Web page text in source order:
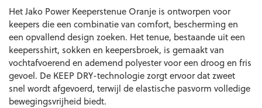
Het Jako Power Keeperstenue Oranje is ontworpen voor
keepers die een combinatie van comfort, bescherming en
een opvallend design zoeken. Het tenue, bestaande uit een
keepersshirt, sokken en keepersbroek, is gemaakt van
vochtafvoerend en ademend polyester voor een droog en fris
gevoel. De KEEP DRY-technologie zorgt ervoor dat zweet
snel wordt afgevoerd, terwijl de elastische pasvorm volledige
bewegingsvrijheid biedt.